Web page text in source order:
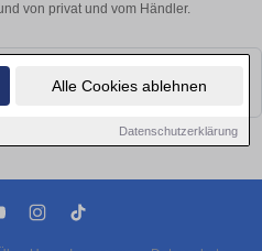
Alle Cookies ablehnen
Datenschutzerklärung
von privat und vom Händler.
Autos finden. Schauen Sie